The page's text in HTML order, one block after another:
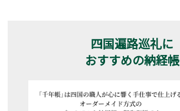
四国遍路巡礼に
おすすめの納経帳